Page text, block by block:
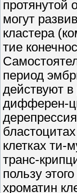
протянутой
могут
кластера
тие
период
действуют
дифферен-
клетках ти-
транс-
пользу
хроматин